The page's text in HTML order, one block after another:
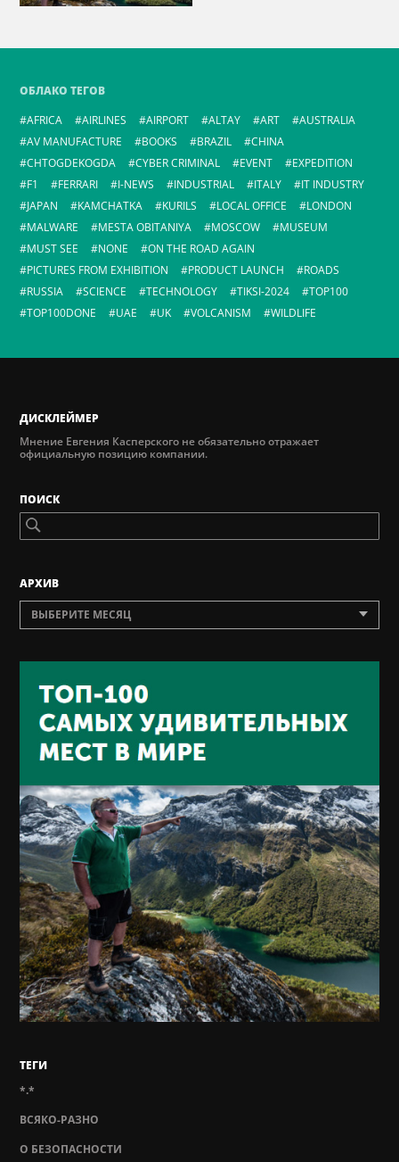
ОБЛАКО ТЕГОВ
AFRICA
AIRLINES AIRPORT ALTAY ART
AUSTRALIA
AV MANUFACTURE
BOOKS BRAZIL
CHINA
CHTOGDEKOGDA
CYBER CRIMINAL EVENT
EXPEDITION
F1
FERRARI I-NEWS INDUSTRIAL ITALY
IT INDUSTRY
JAPAN
KAMCHATKA KURILS LOCAL OFFICE
LONDON
MALWARE
MESTA OBITANIYA MOSCOW
MUSEUM
MUST SEE
NONE
ON THE ROAD AGAIN
PICTURES FROM EXHIBITION
PRODUCT LAUNCH
ROADS
RUSSIA
SCIENCE TECHNOLOGY TIKSI-2024
TOP100
TOP100DONE
UAE UK VOLCANISM WILDLIFE
ДИСКЛЕЙМЕР
Мнение Евгения Касперского не обязательно отражает
официальную позицию компании.
ПОИСК
AРХИВ
ВЫБЕРИТЕ МЕСЯЦ
ТЕГИ
*.*
ВСЯКО-РАЗНО
О БЕЗОПАСНОСТИ